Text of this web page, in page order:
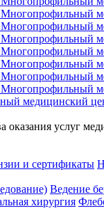
оказания услуг
и сертификаты
Ведение
хирургия